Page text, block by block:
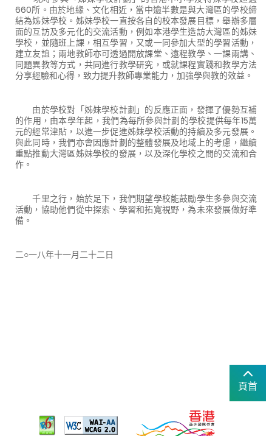
660所。由於地緣、文化相近，當中逾半數是與大灣區的學校締
結為姊妹學校。姊妹學校一直按各自的校本發展目標，舉辦多層
面的互訪及多元化的交流活動，例如本港學生造訪大灣區的姊妹
學校，並隨班上課，相互學習，又或一同參加大型的學習活動，
建立友誼；兩地教師亦可透過開放課堂、遠程教學、一課兩講、
同題異教等方式，共同進行教學研究，或就課程實踐和教學方法
分享經驗和心得，致力提升教師專業能力，加強學與教的效益。
由於學校對「姊妹學校計劃」的反應正面，發揮了優勢互補
的作用，由本學年起，我們為每所參與計劃的學校提供每年15萬
元的經常津貼，以進一步促進姊妹學校活動的持續及多元發展。
與此同時，我們亦會因應計劃的整體發展及地域上的考慮，繼續
重點推動大灣區姊妹學校的發展，以及深化學校之間的交流和合
作。
千里之行，始於足下，我們期望學校能鼓勵學生多參與交流
活動，協助他們從中探索、學習和拓寬視野，為未來發展做好準
備。
二○一八年十一月二十二日
頁首